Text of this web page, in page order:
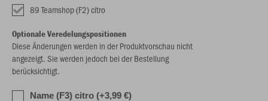
89 Teamshop (F2) citro
Optionale Veredelungspositionen
Diese Änderungen werden in der Produktvorschau nicht
angezeigt. Sie werden jedoch bei der Bestellung
berücksichtigt.
Name (F3) citro (+3,99 €)